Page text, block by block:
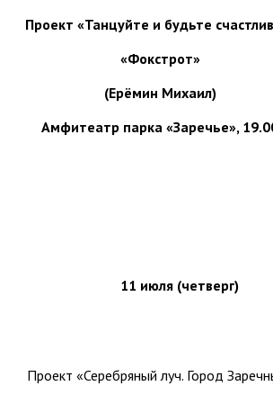
Проект «Танцуйте и будьте
«Фокстрот»
(Ерёмин Михаил)
Амфитеатр парка «Заречье»,
11 июля (четверг)
Проект «Серебряный луч. Город